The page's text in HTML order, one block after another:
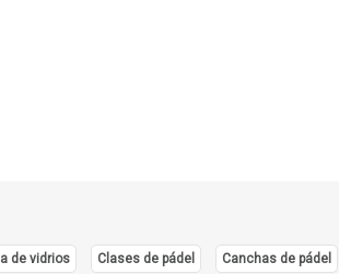
de vidrios Clases de pádel Canchas de pádel